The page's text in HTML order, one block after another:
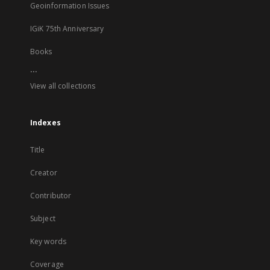
Geoinformation Issues
IGiK 75th Anniversary
Books
...
View all collections
Indexes
Title
Creator
Contributor
Subject
Key words
Coverage